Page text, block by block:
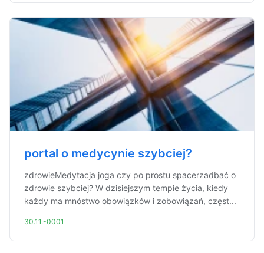
portal o medycynie szybciej?
zdrowieMedytacja joga czy po prostu spacerzadbać o
zdrowie szybciej? W dzisiejszym tempie życia, kiedy
każdy ma mnóstwo obowiązków i zobowiązań, częst...
30.11.-0001